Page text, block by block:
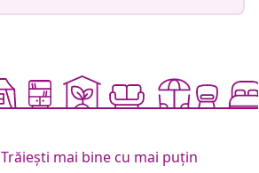
Trăiești mai bine cu mai puțin